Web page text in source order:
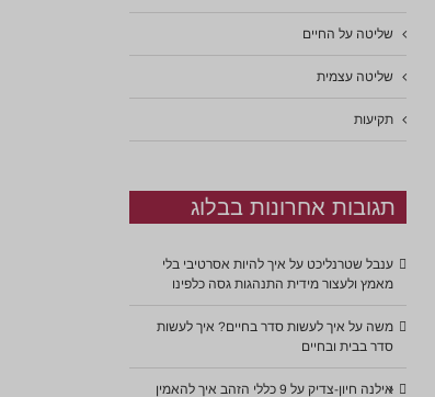
שליטה על החיים
שליטה עצמית
תקיעות
תגובות אחרונות בבלוג
ענבל שטרנליכט על איך להיות אסרטיבי בלי
מאמץ ולעצור מידית התנהגות גסה כלפינו
משה על איך לעשות סדר בחיים? איך לעשות
סדר בבית ובחיים
אילנה חיון-צדיק על
9 כללי הזהב איך להאמין